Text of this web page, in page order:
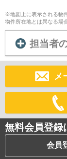
※地図上に表示される物
物件所在地とは異なる場
担当者
メ
無料会員登録
会員